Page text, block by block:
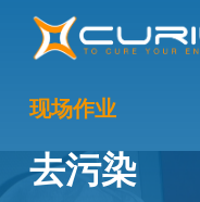
Skip
content
现场作业
去污染